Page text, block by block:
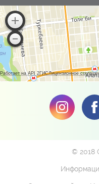
Работает на API 2ГИСЛицензионное
© 2018